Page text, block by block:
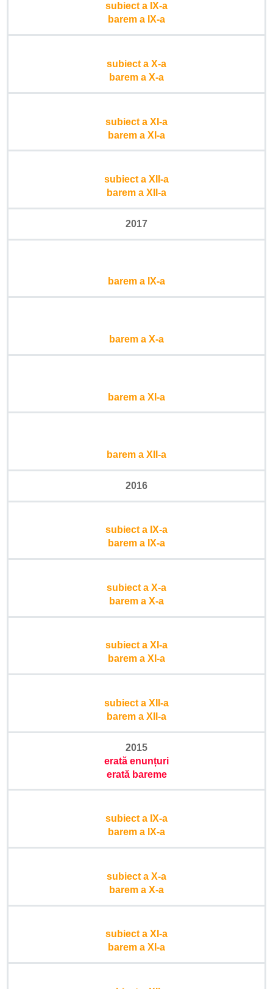
subiect a IX-a
barem a IX-a
subiect a X-a
barem a X-a
subiect a XI-a
barem a XI-a
subiect a XII-a
barem a XII-a
2017
barem a IX-a
barem a X-a
barem a XI-a
barem a XII-a
2016
subiect a IX-a
barem a IX-a
subiect a X-a
barem a X-a
subiect a XI-a
barem a XI-a
subiect a XII-a
barem a XII-a
2015
erată enunțuri
erată bareme
subiect a IX-a
barem a IX-a
subiect a X-a
barem a X-a
subiect a XI-a
barem a XI-a